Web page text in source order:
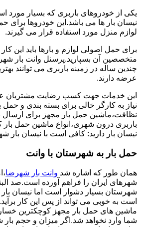
یکی از خودروهای باربری که بسیار مورد
نیسان بار ها می باشد.این خودروها برای حمل
لوازم منزل مورد استفاده قرار می گیرند.
برای حمل اصولی لوازم و بارها باید این
متخصصین آن بسپارید.پرسنل وانت بار
چندین ساله در زمینه باربری می توانند
عرضه دارند.
این خدمات جهت کسب رضایت مشتریان
نیاز به کارگر خالی برای بسته بندی و حمل
نظافت،ماشین حمل بار مجهز برای ارسال
باربری درون شهری،انواع ماشین حمل بار
نیسان بار دارید: کافی است با نیسان بار
حمل بار به شهرستان با وانت
همان طور که اشاره شد وانت بار شهرضا
شهرهای ایران را فراهم آورده است.صد
شهرستان بسیار دشوار است اما نیسان
است به خوبی می تواند از پس این کار
ماشین های حمل بار مجهز کوچکترین
شما وارد نخواهد شد.اگر میزان و حجم